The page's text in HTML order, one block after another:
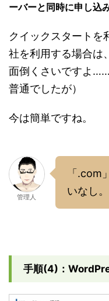
ーバーと同時に申し込
クイックスタートを
社を利用する場合は
面倒くさいですよ
普通でしたが）
今は簡単ですね。
管理人
「.com
いなし。
手順(4)：